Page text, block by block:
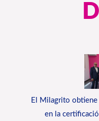
El Milagrito obtiene
en la